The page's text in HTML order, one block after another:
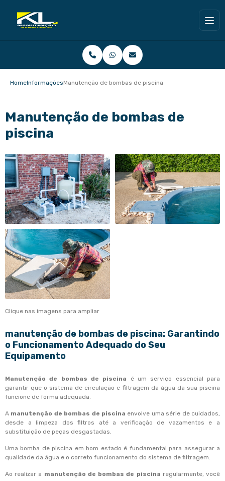
HomeInformaçõesManutenção de bombas de piscina
Manutenção de bombas de
piscina
Clique nas imagens para ampliar
manutenção de bombas de piscina: Garantindo
o Funcionamento Adequado do Seu
Equipamento
Manutenção de bombas de piscina é um serviço essencial para
garantir que o sistema de circulação e filtragem da água da sua piscina
funcione de forma adequada.
A manutenção de bombas de piscina envolve uma série de cuidados,
desde a limpeza dos filtros até a verificação de vazamentos e a
substituição de peças desgastadas.
Uma bomba de piscina em bom estado é fundamental para assegurar a
qualidade da água e o correto funcionamento do sistema de filtragem.
Ao realizar a manutenção de bombas de piscina regularmente, você